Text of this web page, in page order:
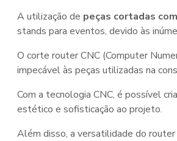
A utilização de peças cortadas
stands para eventos, devido às
O corte router CNC (Computer
impecável às peças utilizadas na
Com a tecnologia CNC, é possível
estético e sofisticação ao projeto.
Além disso, a versatilidade do router